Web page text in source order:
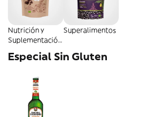
Nutrición y
Suplementación
Deportiva
Superalimentos
Especial Sin Gluten